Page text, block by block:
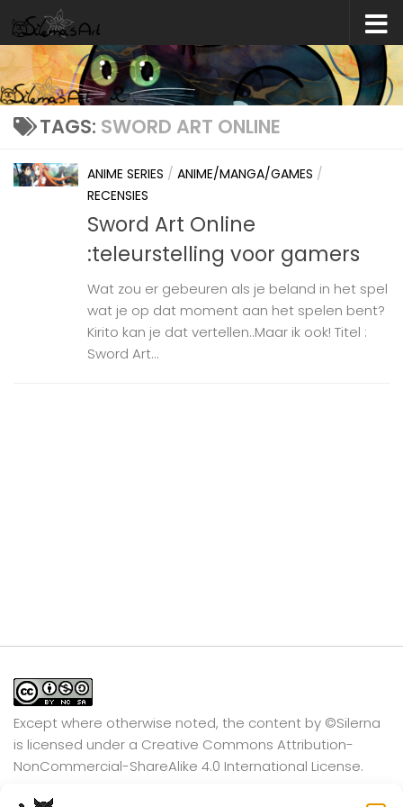
Skip to content
TAGS: SWORD ART ONLINE
ANIME SERIES / ANIME/MANGA/GAMES /
RECENSIES
Sword Art Online
:teleurstelling voor gamers
Wat zou er gebeuren als je beland in het spel
wat je op dat moment aan het spelen bent?
Kirito kan je dat vertellen..Maar ik ook! Titel :
Sword Art...
Except where otherwise noted, the content by ©Silerna
is licensed under a Creative Commons Attribution-
NonCommercial-ShareAlike 4.0 International License.